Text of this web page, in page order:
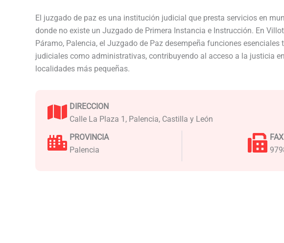
El juzgado de paz es una institución judicial que presta servicios en
donde no existe un Juzgado de Primera Instancia e Instrucción. En
Páramo, Palencia, el Juzgado de Paz desempeña funciones esenciales
judiciales como administrativas, contribuyendo al acceso a la justicia
localidades más pequeñas.
DIRECCION
Calle La Plaza 1, Palencia, Castilla y León
PROVINCIA
Palencia
FAX